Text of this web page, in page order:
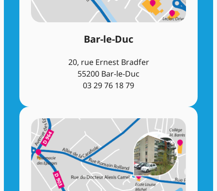
Bar-le-Duc
20, rue Ernest Bradfer
55200 Bar-le-Duc
03 29 76 18 79